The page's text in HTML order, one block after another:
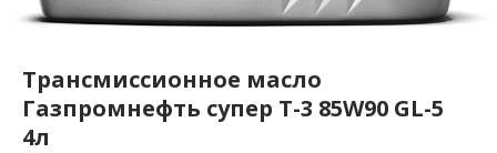
Трансмиссионное масло
Газпромнефть супер Т-3 85W90 GL-5
4л